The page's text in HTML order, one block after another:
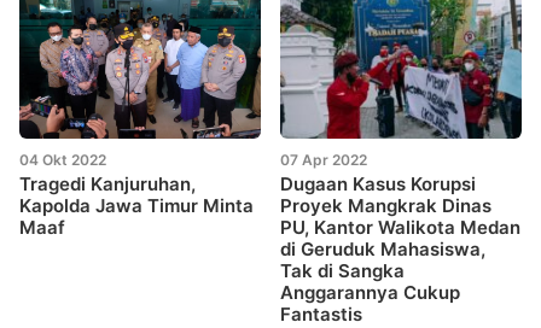
04 Okt 2022
Tragedi Kanjuruhan,
Kapolda Jawa Timur Minta
Maaf
07 Apr 2022
Dugaan Kasus Korupsi
Proyek Mangkrak Dinas
PU, Kantor Walikota Medan
di Geruduk Mahasiswa,
Tak di Sangka
Anggarannya Cukup
Fantastis